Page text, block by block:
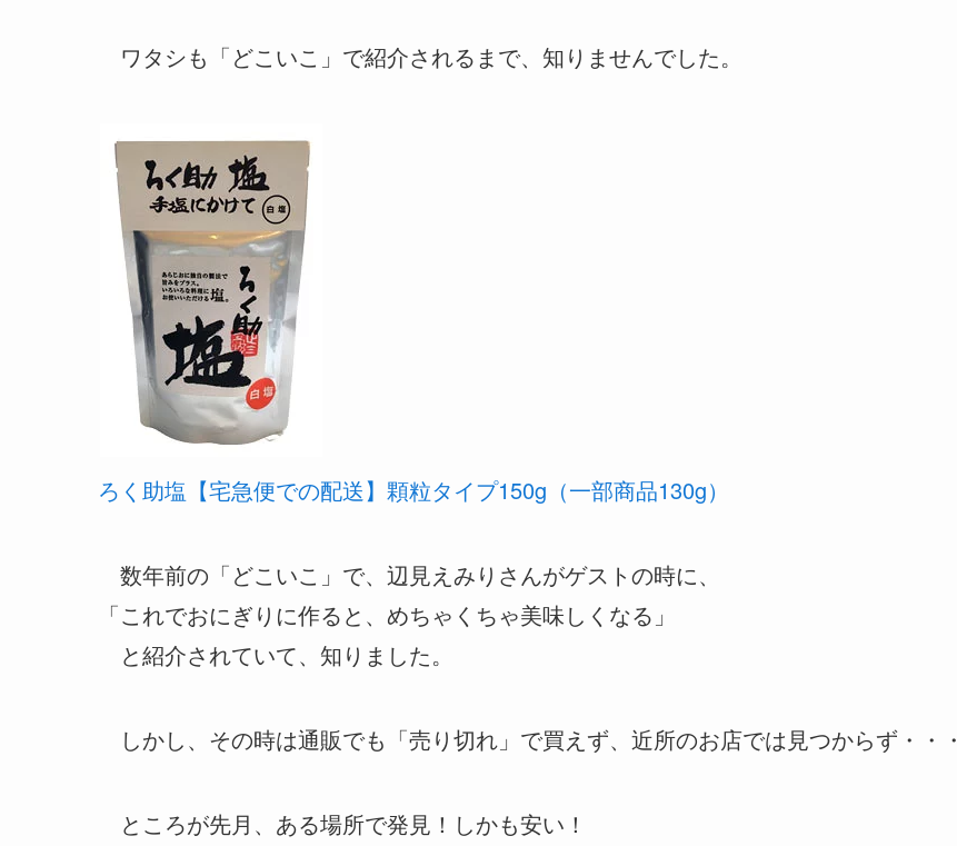
ワタシも「どこいこ」で紹介されるまで、知りませんでした。
ろく助塩【宅急便での配送】顆粒タイプ150g（一部商品130g）
数年前の「どこいこ」で、辺見えみりさんがゲストの時に、
「これでおにぎりに作ると、めちゃくちゃ美味しくなる」
と紹介されていて、知りました。
しかし、その時は通販でも「売り切れ」で買えず、近所のお店では見つからず・・・
ところが先月、ある場所で発見！しかも安い！